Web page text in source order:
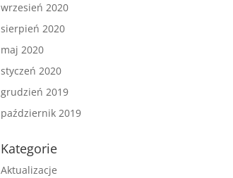
wrzesień 2020
sierpień 2020
maj 2020
styczeń 2020
grudzień 2019
październik 2019
Kategorie
Aktualizacje